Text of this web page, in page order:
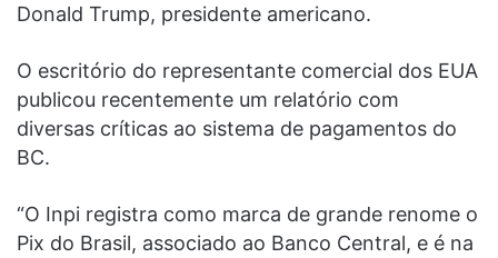
Donald Trump, presidente americano.
O escritório do representante comercial dos EUA
publicou recentemente um relatório com
diversas críticas ao sistema de pagamentos do
BC.
“O Inpi registra como marca de grande renome o
Pix do Brasil, associado ao Banco Central, e é na